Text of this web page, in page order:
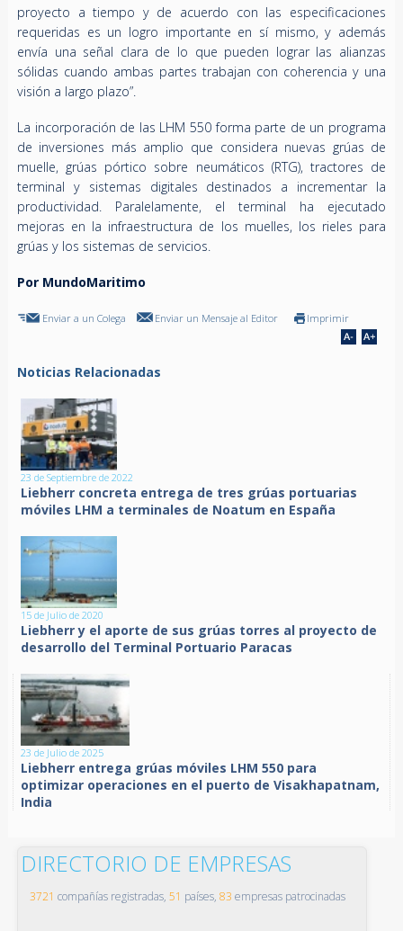
proyecto a tiempo y de acuerdo con las especificaciones
requeridas es un logro importante en sí mismo, y además
envía una señal clara de lo que pueden lograr las alianzas
sólidas cuando ambas partes trabajan con coherencia y una
visión a largo plazo”.
La incorporación de las LHM 550 forma parte de un programa
de inversiones más amplio que considera nuevas grúas de
muelle, grúas pórtico sobre neumáticos (RTG), tractores de
terminal y sistemas digitales destinados a incrementar la
productividad. Paralelamente, el terminal ha ejecutado
mejoras en la infraestructura de los muelles, los rieles para
grúas y los sistemas de servicios.
Por MundoMaritimo
Enviar a un Colega Enviar un Mensaje al Editor Imprimir
Noticias Relacionadas
23 de Septiembre de 2022
Liebherr concreta entrega de tres grúas portuarias
móviles LHM a terminales de Noatum en España
15 de Julio de 2020
Liebherr y el aporte de sus grúas torres al proyecto de
desarrollo del Terminal Portuario Paracas
23 de Julio de 2025
Liebherr entrega grúas móviles LHM 550 para
optimizar operaciones en el puerto de Visakhapatnam,
India
DIRECTORIO DE EMPRESAS
3721 compañías registradas, 51 países, 83 empresas patrocinadas